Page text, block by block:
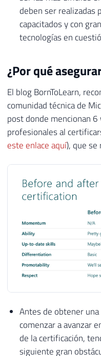
deben ser realizadas
capacitados y con
tecnologías en
¿Por qué
El blog BornToLearn,
comunidad técnica de
post donde mencionan
profesionales al
este enlace aquí), que
Antes de obtener
comenzar a avanzar
de la certificación,
siguiente gran